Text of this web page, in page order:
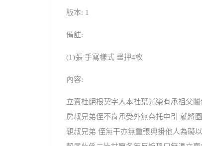
版本: 1
備註:
(1)張 手寫樣式 畫押4枚
內容:
立賣杜絕根契字人本社葉光榮有承祖父
房叔兄弟侄不肯承受外無奈托中引 就將
親叔兄弟 侄無干亦無重張典掛他人為礙